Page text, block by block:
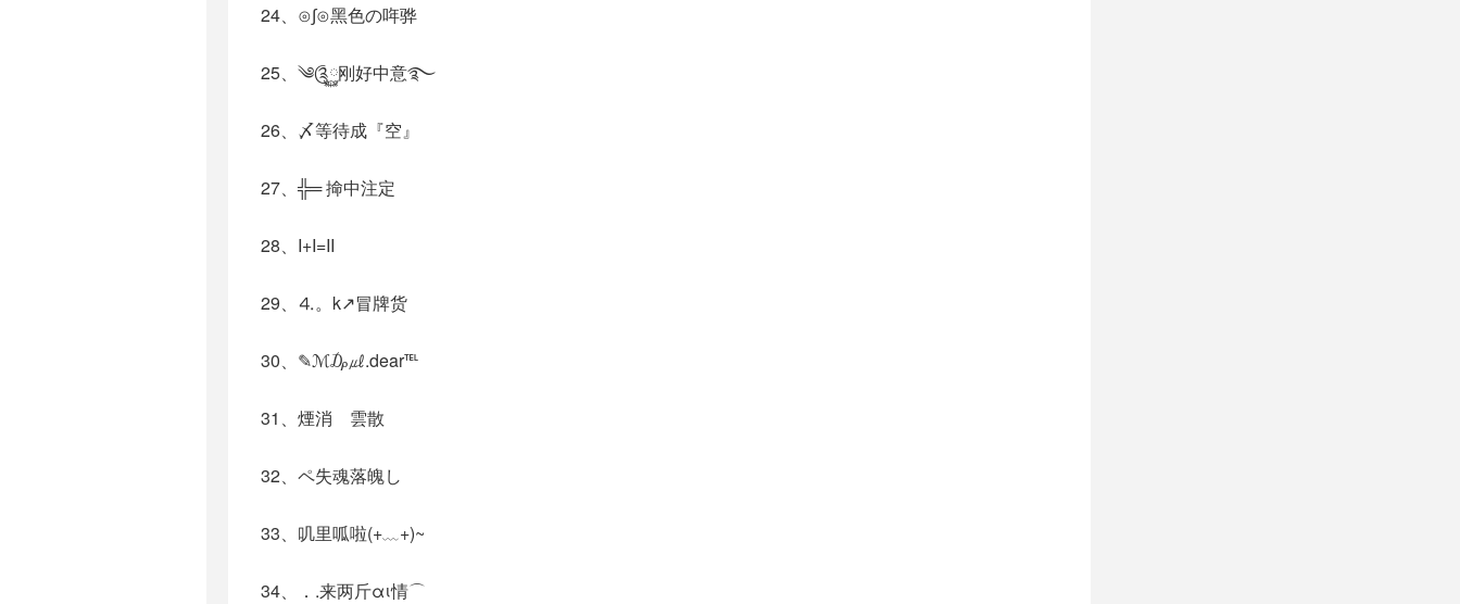
24、⊙∫⊙黑色の哖骅
25、༄༊࿆刚好中意࿐
26、〆等待成『空』
27、╬═ 掵中注定
28、I+I=II
29、⒋。k↗冒牌货
30、✎ℳ₯㎕.dear℡
31、煙消ゞ雲散
32、ペ失魂落魄し
33、叽里呱啦(+﹏+)~
34、．.来两斤αι情⌒